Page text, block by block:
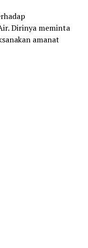
Dirinya meminta
amanat